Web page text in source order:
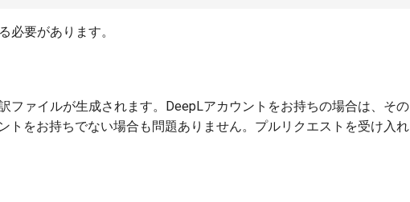
必要があります。
ファイルが生成されます。DeepLアカウントをお持ちの場合は、その
をお持ちでない場合も問題ありません。プルリクエストを受け入れ